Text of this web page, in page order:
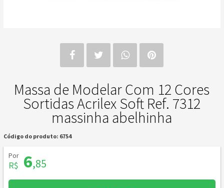
Massa de Modelar Com 12 Cores
Sortidas Acrilex Soft Ref. 7312
massinha abelhinha
Código do produto: 6754
Por
R$ 6,85